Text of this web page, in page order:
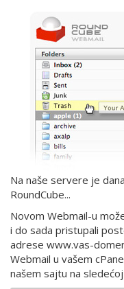
Na naše servere je
RoundCube...
Novom Webmail-u
i do sada pristupali
adrese www.vas-
Webmail u vašem
našem sajtu na